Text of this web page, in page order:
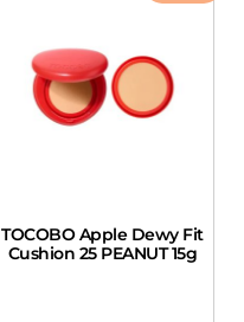
TOCOBO Apple Dewy Fit
Cushion 25 PEANUT 15g